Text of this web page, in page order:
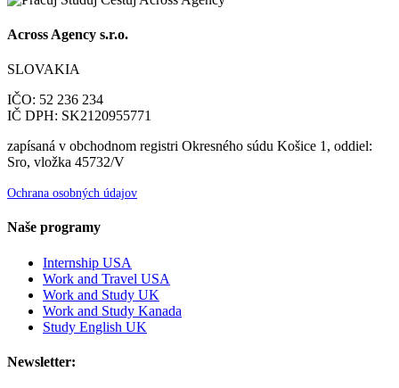
Across Agency s.r.o.
SLOVAKIA
IČO: 52 236 234
IČ DPH: SK2120955771
zapísaná v obchodnom registri Okresného súdu Košice 1, oddiel:
Sro, vložka 45732/V
Ochrana osobných údajov
Naše programy
Internship USA
Work and Travel USA
Work and Study UK
Work and Study Kanada
Study English UK
Newsletter: